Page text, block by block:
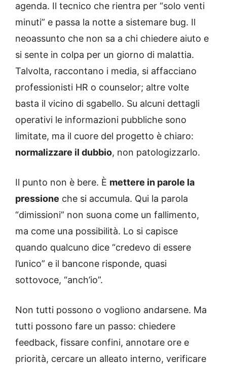
agenda. Il tecnico che rientra per “solo venti
minuti” e passa la notte a sistemare bug. Il
neoassunto che non sa a chi chiedere aiuto e
si sente in colpa per un giorno di malattia.
Talvolta, raccontano i media, si affacciano
professionisti HR o counselor; altre volte
basta il vicino di sgabello. Su alcuni dettagli
operativi le informazioni pubbliche sono
limitate, ma il cuore del progetto è chiaro:
normalizzare il dubbio, non patologizzarlo.
Il punto non è bere. È mettere in parole la
pressione che si accumula. Qui la parola
“dimissioni” non suona come un fallimento,
ma come una possibilità. Lo si capisce
quando qualcuno dice “credevo di essere
l’unico” e il bancone risponde, quasi
sottovoce, “anch’io”.
Non tutti possono o vogliono andarsene. Ma
tutti possono fare un passo: chiedere
feedback, fissare confini, annotare ore e
priorità, cercare un alleato interno, verificare